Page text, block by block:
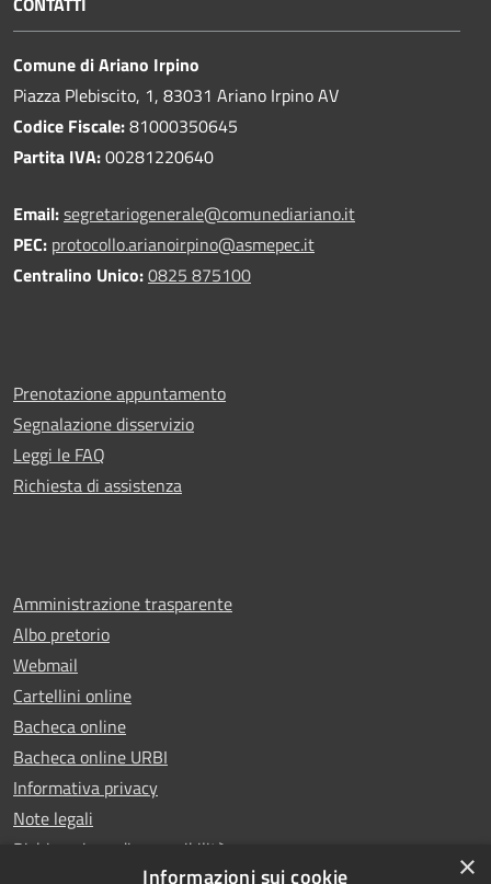
Comune di Ariano Irpino
Piazza Plebiscito, 1, 83031 Ariano Irpino AV
Codice Fiscale:81000350645
Partita IVA:00281220640
Email:segretariogenerale@comunediariano.it
PEC: protocollo.arianoirpino@asmepec.it
Centralino Unico:0825 875100
Prenotazione appuntamento
Segnalazione disservizio
Leggi le FAQ
Richiesta di assistenza
Amministrazione trasparente
Albo pretorio
Webmail
Cartellini online
Bacheca online
Bacheca online URBI
Informativa privacy
Note legali
Dichiarazione di accessibilità
×
Informazioni sui cookie